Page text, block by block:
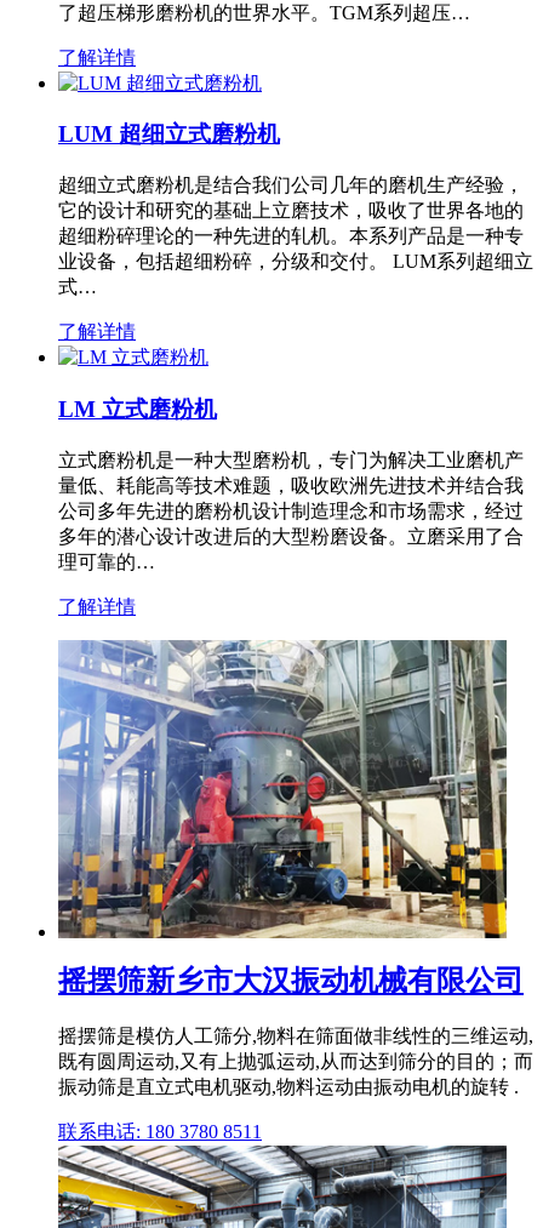
了超压梯形磨粉机的世界水平。TGM系列超压…
了解详情
LUM 超细立式磨粉机
超细立式磨粉机是结合我们公司几年的磨机生产经验，
它的设计和研究的基础上立磨技术，吸收了世界各地的
超细粉碎理论的一种先进的轧机。本系列产品是一种专
业设备，包括超细粉碎，分级和交付。 LUM系列超细立
式…
了解详情
LM 立式磨粉机
立式磨粉机是一种大型磨粉机，专门为解决工业磨机产
量低、耗能高等技术难题，吸收欧洲先进技术并结合我
公司多年先进的磨粉机设计制造理念和市场需求，经过
多年的潜心设计改进后的大型粉磨设备。立磨采用了合
理可靠的…
了解详情
摇摆筛新乡市大汉振动机械有限公司
摇摆筛是模仿人工筛分,物料在筛面做非线性的三维运动,
既有圆周运动,又有上抛弧运动,从而达到筛分的目的；而
振动筛是直立式电机驱动,物料运动由振动电机的旋转 .
联系电话: 180 3780 8511